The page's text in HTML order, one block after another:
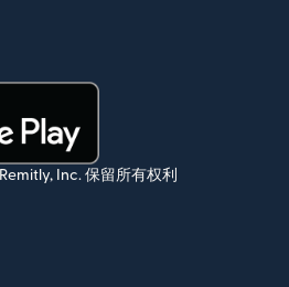
Remitly, Inc. 保留所有权利